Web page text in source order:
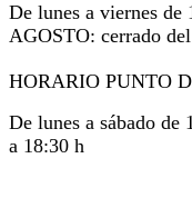
De lunes a viernes de
AGOSTO: cerrado
HORARIO PUNTO
De lunes a sábado
a 18:30 h